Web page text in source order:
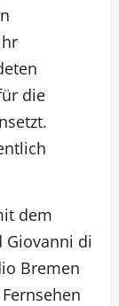
die
dem
Giovanni di
Bremen